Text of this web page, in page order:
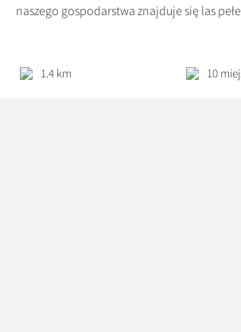
naszego gospodarstwa znajduje się las
1.4 km 10